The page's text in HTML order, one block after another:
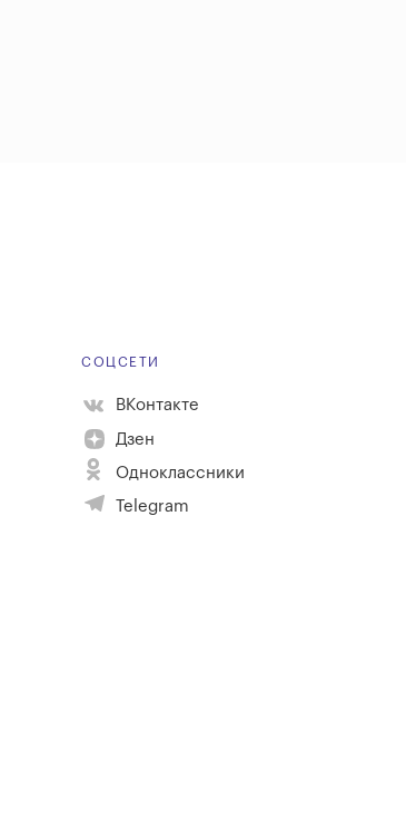
СОЦСЕТИ
ВКонтакте
Дзен
Одноклассники
Telegram